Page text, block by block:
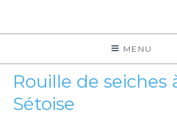
MENU
Rouille de seiches
Sétoise